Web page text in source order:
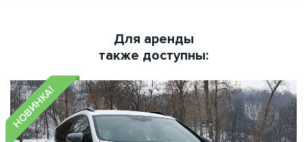
Для аренды
также доступны:
НОВИНКА!